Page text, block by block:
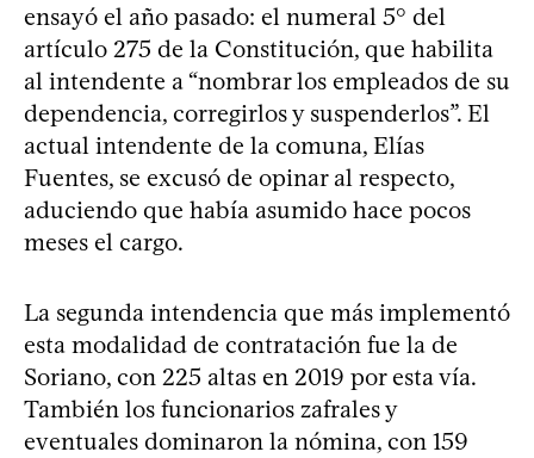
ensayó el año pasado: el numeral 5° del
artículo 275 de la Constitución, que habilita
al intendente a “nombrar los empleados de su
dependencia, corregirlos y suspenderlos”. El
actual intendente de la comuna, Elías
Fuentes, se excusó de opinar al respecto,
aduciendo que había asumido hace pocos
meses el cargo.
La segunda intendencia que más implementó
esta modalidad de contratación fue la de
Soriano, con 225 altas en 2019 por esta vía.
También los funcionarios zafrales y
eventuales dominaron la nómina, con 159